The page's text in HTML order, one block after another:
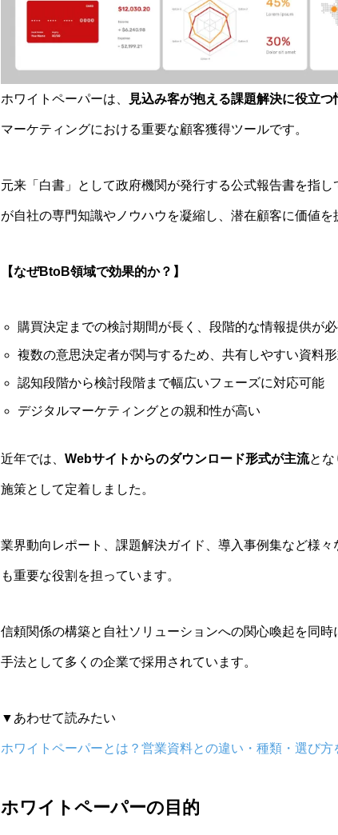
ホワイトペーパーは、 見込み客が抱える課題解決に役立
マーケティングにおける重要な顧客獲得ツールです。
元来「白書」として政府機関が発行する公式報告書を指
が自社の専門知識やノウハウを凝縮し、潜在顧客に価値
【なぜBtoB領域で効果的か？】
購買決定までの検討期間が長く、段階的な情報提供が
複数の意思決定者が関与するため、共有しやすい資料
認知段階から検討段階まで幅広いフェーズに対応可能
デジタルマーケティングとの親和性が高い
近年では、 Webサイトからのダウンロード形式が主流とな
施策として定着しました。
業界動向レポート、課題解決ガイド、導入事例集など様
も重要な役割を担っています。
信頼関係の構築と自社ソリューションへの関心喚起を同
手法として多くの企業で採用されています。
▼あわせて読みたい
ホワイトペーパーとは？営業資料との違い・種類・選び方
ホワイトペーパーの目的